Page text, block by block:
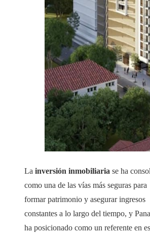
La inversión inmobiliaria se ha
como una de las vías más seguras para
formar patrimonio y asegurar ingresos
constantes a lo largo del tiempo, y
ha posicionado como un referente en